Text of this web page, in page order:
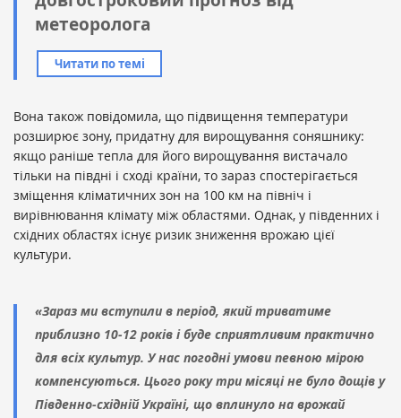
метеоролога
Читати по темі
Вона також повідомила, що підвищення температури
розширює зону, придатну для вирощування соняшнику:
якщо раніше тепла для його вирощування вистачало
тільки на півдні і сході країни, то зараз спостерігається
зміщення кліматичних зон на 100 км на північ і
вирівнювання клімату між областями. Однак, у південних і
східних областях існує ризик зниження врожаю цієї
культури.
«Зараз ми вступили в період, який триватиме
приблизно 10-12 років і буде сприятливим практично
для всіх культур. У нас погодні умови певною мірою
компенсуються. Цього року три місяці не було дощів у
Південно-східній Україні, що вплинуло на врожай